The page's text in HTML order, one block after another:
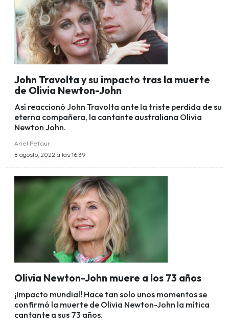
John Travolta y su impacto tras la muerte
de Olivia Newton-John
Así reaccionó John Travolta ante la triste perdida de su
eterna compañera, la cantante australiana Olivia
Newton John.
Ariel Pefaur
8 agosto, 2022 a las 16:39
Olivia Newton-John muere a los 73 años
¡Impacto mundial! Hace tan solo unos momentos se
confirmó la muerte de Olivia Newton-John la mítica
cantante a sus 73 años.